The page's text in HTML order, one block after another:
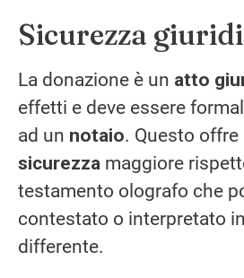
Sicurezza
La donazione è un atto
effetti e deve essere
ad un notaio. Questo
sicurezza maggiore
testamento olografo che
contestato o interpretato
differente.